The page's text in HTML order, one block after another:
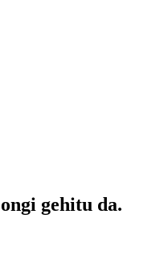
gehitu da.